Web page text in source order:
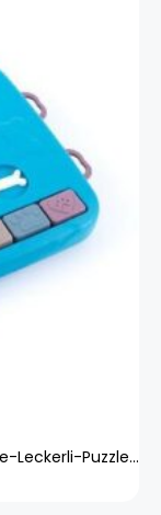
CYSLMUK Hunde-Puzzle-Spielzeug, Hunde-Leckerli-Puzzle, interaktives Hundespielzeug, Welpen-Puzzlespiel, Hunde-Anreicherungsspielzeug